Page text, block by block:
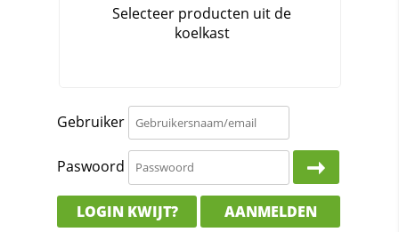
Gebruiker
Paswoord
LOGIN KWIJT? AANMELDEN